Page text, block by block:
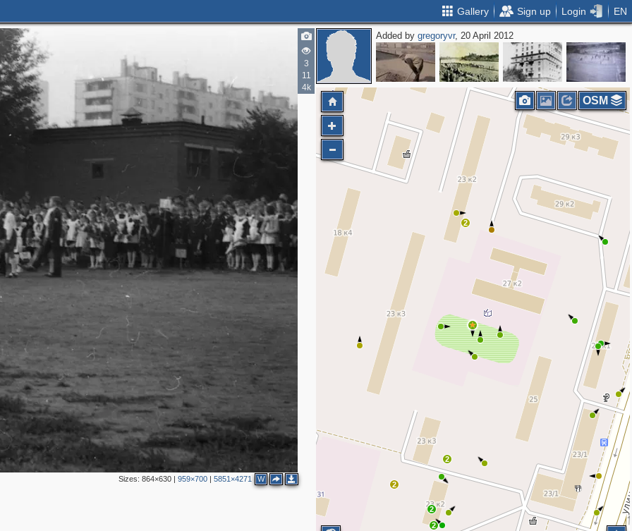
Gallery Sign up Login EN
3
11
4k
Sizes: 864×630| 959×700| 5851×4271 W
Added bygregoryvr, 20 April 2012
2
2
2
2
2
OSM